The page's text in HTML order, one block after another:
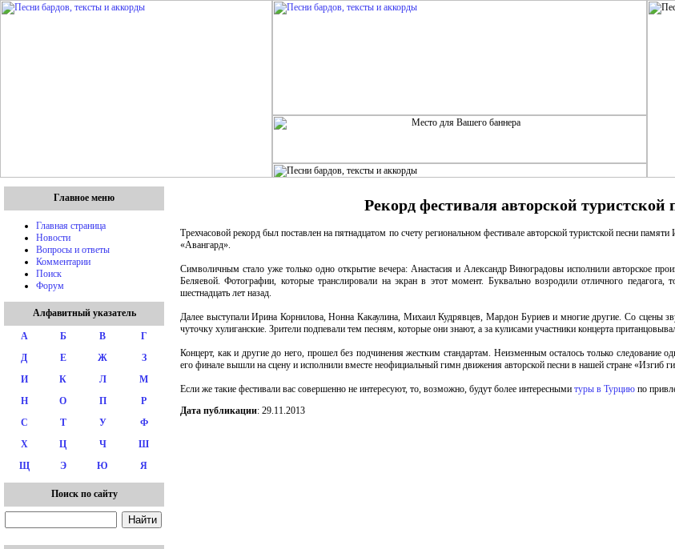
Главное меню
Главная страница
Новости
Вопросы и ответы
Комментарии
Поиск
Форум
Алфавитный указатель
А Б В
Г
Д
Е Ж
З
И
К Л
М
Н
О П
Р
С
Т У
Ф
Х
Ц Ч
Ш
Щ
Э Ю Я
Поиск по сайту
Рекорд фестиваля авторской туристской
Трехчасовой рекорд был поставлен на пятнадцатом по счету региональном фестивале авторской туристской песни
«Авангард».
Символичным стало уже только одно открытие вечера: Анастасия и Александр Виноградовы исполнили авторское
Беляевой. Фотографии, которые транслировали на экран в этот момент. Буквально возродили отличного педагога,
шестнадцать лет назад.
Далее выступали Ирина Корнилова, Нонна Какаулина, Михаил Кудрявцев, Мардон Буриев и многие другие. Со сцены
чуточку хулиганские. Зрители подпевали тем песням, которые они знают, а за кулисами участники концерта
Концерт, как и другие до него, прошел без подчинения жестким стандартам. Неизменным осталось только следование
его финале вышли на сцену и исполнили вместе неофициальный гимн движения авторской песни в нашей стране «Изгиб
Если же такие фестивали вас совершенно не интересуют, то, возможно, будут более интересными туры в Турцию по
Дата публикации: 29.11.2013